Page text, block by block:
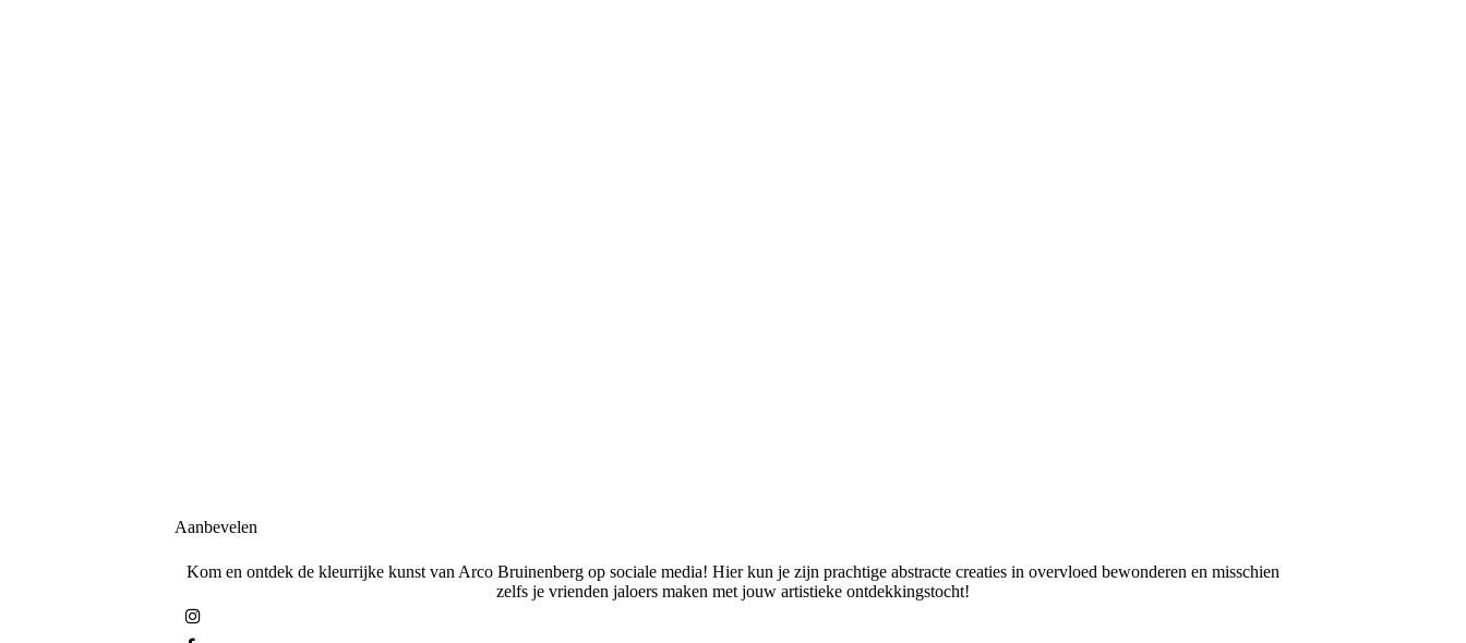
Aanbevelen
Kom en ontdek de kleurrijke kunst van Arco Bruinenberg op sociale media! Hier kun je zijn prachtige abstracte creaties in overvloed bewonderen en misschien
zelfs je vrienden jaloers maken met jouw artistieke ontdekkingstocht!